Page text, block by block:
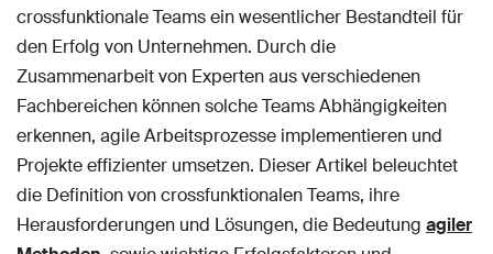
crossfunktionale Teams ein wesentlicher Bestandteil für
den Erfolg von Unternehmen. Durch die
Zusammenarbeit von Experten aus verschiedenen
Fachbereichen können solche Teams Abhängigkeiten
erkennen, agile Arbeitsprozesse implementieren und
Projekte effizienter umsetzen. Dieser Artikel beleuchtet
die Definition von crossfunktionalen Teams, ihre
Herausforderungen und Lösungen, die Bedeutung agiler